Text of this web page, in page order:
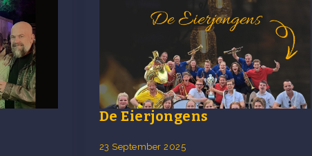
De Eierjongens
23 September 2025